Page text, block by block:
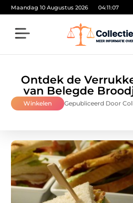
Maandag 10 Augustus 2026 04:11:08
Ontdek de
van Belegde
Winkelen Gepubliceerd Door